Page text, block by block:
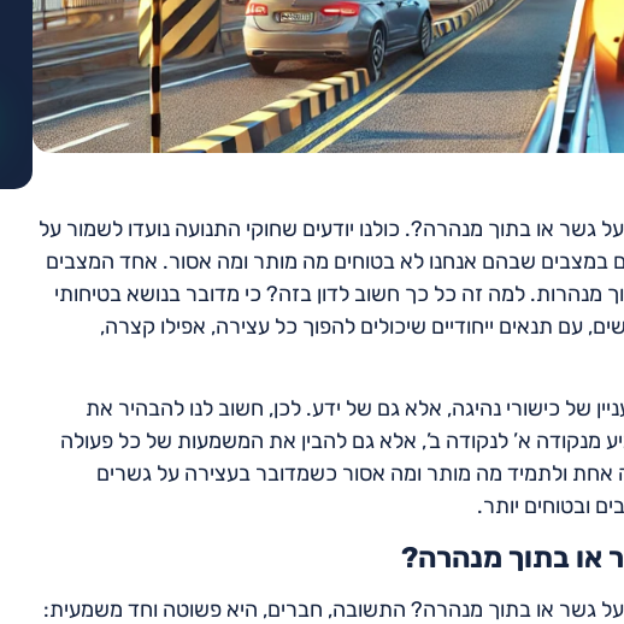
או בתוך מנהרה?. כולנו יודעים שחוקי התנועה נועדו לשמור על
במצבים שבהם אנחנו לא בטוחים מה מותר ומה אסור. אחד המצבים
מנהרות. למה זה כל כך חשוב לדון בזה? כי מדובר בנושא בטיחותי
עם תנאים ייחודיים שיכולים להפוך כל עצירה, אפילו קצרה,
של כישורי נהיגה, אלא גם של ידע. לכן, חשוב לנו להבהיר את
מנקודה א’ לנקודה ב’, אלא גם להבין את המשמעות של כל פעולה
אחת ולתמיד מה מותר ומה אסור כשמדובר בעצירה על גשרים
ובטוחים יותר.
או בתוך מנהרה?
גשר או בתוך מנהרה? התשובה, חברים, היא פשוטה וחד משמעית: